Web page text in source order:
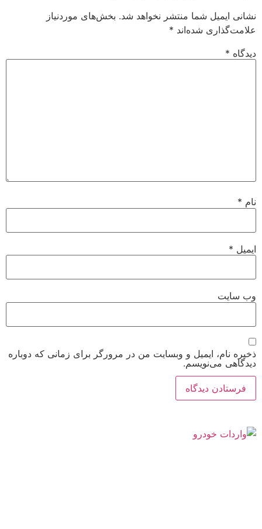
نشانی ایمیل شما منتشر نخواهد شد. بخش‌های موردنیاز
علامت‌گذاری شده‌اند *
دیدگاه *
نام *
ایمیل *
وب‌ سایت
ذخیره نام، ایمیل و وبسایت من در مرورگر برای زمانی که دوباره
دیدگاهی می‌نویسم.